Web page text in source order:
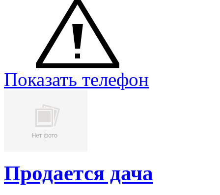
Показать телефон
Продается дача